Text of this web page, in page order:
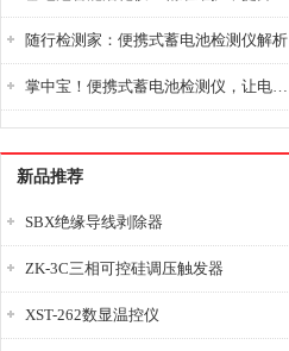
随行检测家：便携式蓄电池检测仪解析
掌中宝！便携式蓄电池检测仪，让电池检测变得简单又快捷！
新品推荐
SBX绝缘导线剥除器
ZK-3C三相可控硅调压触发器
XST-262数显温控仪